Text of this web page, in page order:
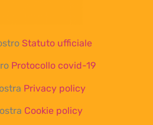
Statuto ufficiale
Protocollo covid-19
Privacy policy
Cookie policy